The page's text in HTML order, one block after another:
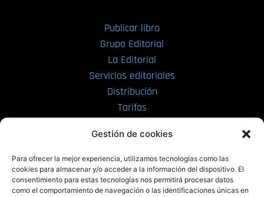
Gestión de cookies
Para ofrecer la mejor experiencia, utilizamos tecnologías como las
cookies para almacenar y/o acceder a la información del dispositivo. El
consentimiento para estas tecnologías nos permitirá procesar datos
como el comportamiento de navegación o las identificaciones únicas en
Publicar libro
Grupo Editorial
La Editorial
Servicios editoriales
Distribución
Tarifas
PRL | Films